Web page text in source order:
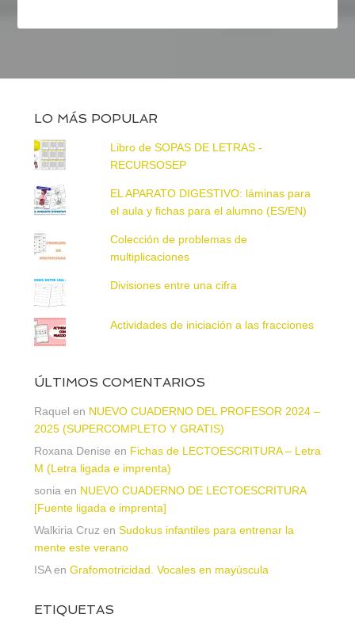
LO MÁS POPULAR
Libro de SOPAS DE LETRAS -
RECURSOSEP
EL APARATO DIGESTIVO: láminas para
el aula y fichas para el alumno (ES/EN)
Colección de problemas de
multiplicaciones
Divisiones entre una cifra
Actividades de iniciación a las fracciones
ÚLTIMOS COMENTARIOS
Raquel en NUEVO CUADERNO DEL PROFESOR 2024 –
2025 (SUPERCOMPLETO Y GRATIS)
Roxana Denise en Fichas de LECTOESCRITURA – Letra
M (Letra ligada e imprenta)
sonia en NUEVO CUADERNO DE LECTOESCRITURA
[Fuente ligada e imprenta]
Walkiria Cruz en Sudokus infantiles para entrenar la
mente este verano
ISAen Grafomotricidad. Vocales en mayúscula
ETIQUETAS